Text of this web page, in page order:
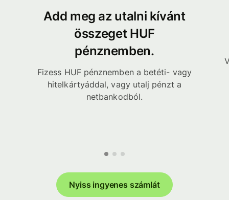
Add meg az utalni kívánt
összeget HUF
pénznemben.
Fizess HUF pénznemben a betéti- vagy
hitelkártyáddal, vagy utalj pénzt a
netbankodból.
Nyiss ingyenes számlát